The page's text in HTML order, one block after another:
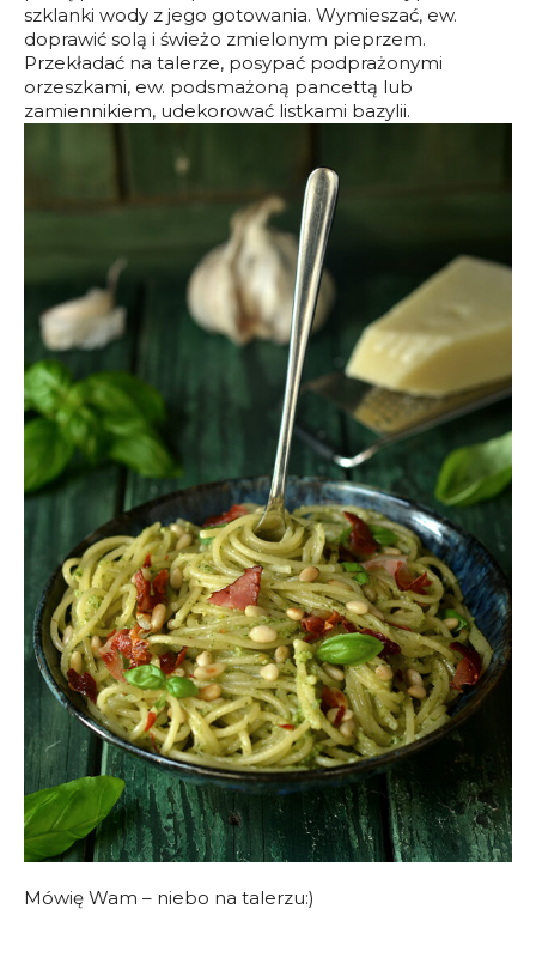
szklanki wody z jego gotowania. Wymieszać, ew.
doprawić solą i świeżo zmielonym pieprzem.
Przekładać na talerze, posypać podprażonymi
orzeszkami, ew. podsmażoną pancettą lub
zamiennikiem, udekorować listkami bazylii.
Mówię Wam – niebo na talerzu:)